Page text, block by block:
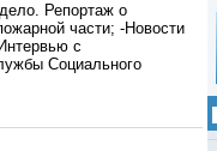
Репортаж о
части; -Новости
с
Социального